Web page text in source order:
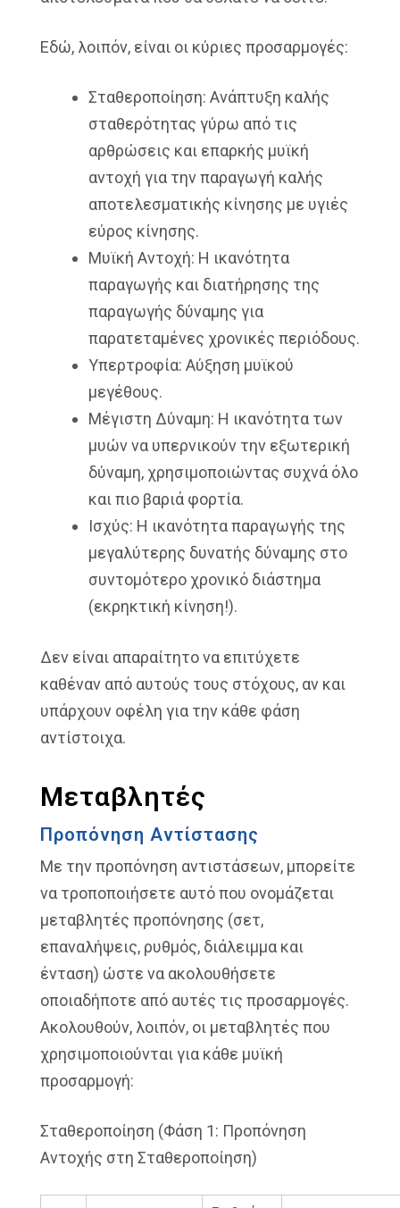
Εδώ, λοιπόν, είναι οι κύριες προσαρμογές:
Σταθεροποίηση: Ανάπτυξη καλής
σταθερότητας γύρω από τις
αρθρώσεις και επαρκής μυϊκή
αντοχή για την παραγωγή καλής
αποτελεσματικής κίνησης με υγιές
εύρος κίνησης.
Μυϊκή Αντοχή: Η ικανότητα
παραγωγής και διατήρησης της
παραγωγής δύναμης για
παρατεταμένες χρονικές περιόδους.
Υπερτροφία: Αύξηση μυϊκού
μεγέθους.
Μέγιστη Δύναμη: Η ικανότητα των
μυών να υπερνικούν την εξωτερική
δύναμη, χρησιμοποιώντας συχνά όλο
και πιο βαριά φορτία.
Ισχύς: Η ικανότητα παραγωγής της
μεγαλύτερης δυνατής δύναμης στο
συντομότερο χρονικό διάστημα
(εκρηκτική κίνηση!).
Δεν είναι απαραίτητο να επιτύχετε
καθέναν από αυτούς τους στόχους, αν και
υπάρχουν οφέλη για την κάθε φάση
αντίστοιχα.
Μεταβλητές
Προπόνηση Αντίστασης
Με την προπόνηση αντιστάσεων, μπορείτε
να τροποποιήσετε αυτό που ονομάζεται
μεταβλητές προπόνησης (σετ,
επαναλήψεις, ρυθμός, διάλειμμα και
ένταση) ώστε να ακολουθήσετε
οποιαδήποτε από αυτές τις προσαρμογές.
Ακολουθούν, λοιπόν, οι μεταβλητές που
χρησιμοποιούνται για κάθε μυϊκή
προσαρμογή:
Σταθεροποίηση (Φάση 1: Προπόνηση
Αντοχής στη Σταθεροποίηση)